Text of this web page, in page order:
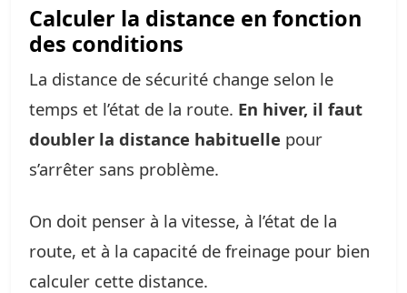
Calculer la distance en fonction
des conditions
La distance de sécurité change selon le
temps et l’état de la route. En hiver, il faut
doubler la distance habituelle pour
s’arrêter sans problème.
On doit penser à la vitesse, à l’état de la
route, et à la capacité de freinage pour bien
calculer cette distance.